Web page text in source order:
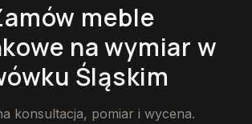
meble
na wymiar w
Śląskim
konsultacja, pomiar i wycena.